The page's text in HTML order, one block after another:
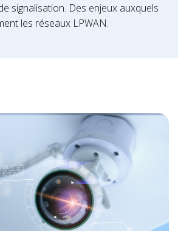
signalisation. Des enjeux auxquels
les réseaux LPWAN.